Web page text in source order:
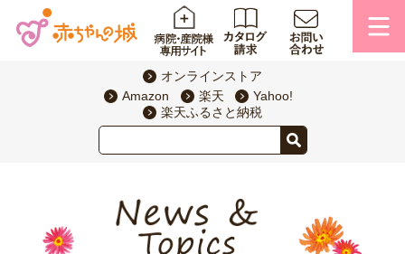
オンラインストア
Amazon
楽天
Yahoo!
楽天ふるさと納税